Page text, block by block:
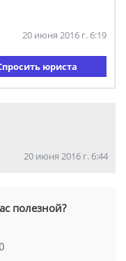
20 июня 2016 г. 6:19
юриста
20 июня 2016 г. 6:44
полезной?